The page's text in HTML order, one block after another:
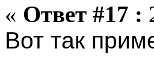
« Ответ #17 :
Вот так